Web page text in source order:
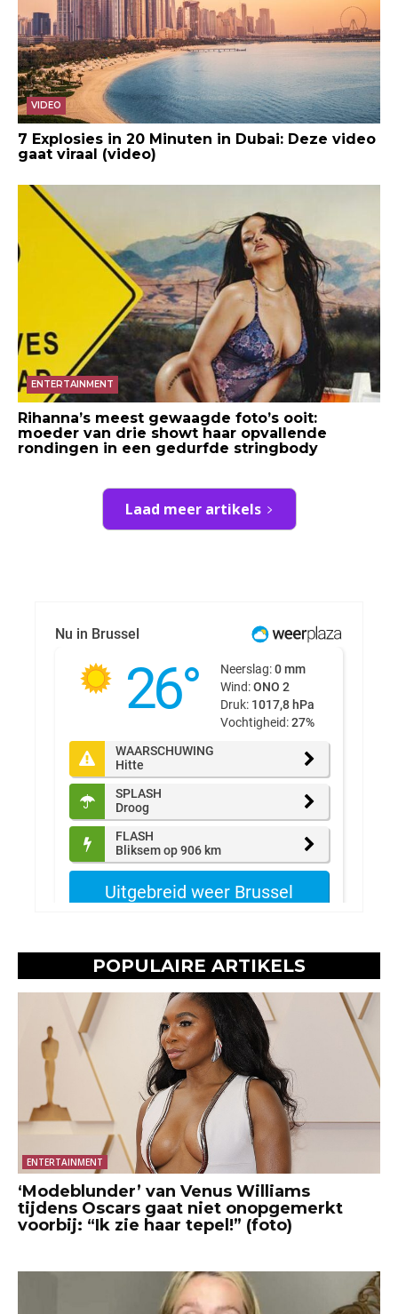
VIDEO
7 Explosies in 20 Minuten in Dubai: Deze video
gaat viraal (video)
ENTERTAINMENT
Rihanna’s meest gewaagde foto’s ooit:
moeder van drie showt haar opvallende
rondingen in een gedurfde stringbody
Laad meer artikels
POPULAIRE ARTIKELS
ENTERTAINMENT
‘Modeblunder’ van Venus Williams
tijdens Oscars gaat niet onopgemerkt
voorbij: “Ik zie haar tepel!” (foto)